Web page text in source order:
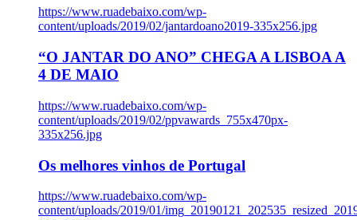
https://www.ruadebaixo.com/wp-
content/uploads/2019/02/jantardoano2019-335x256.jpg
“O JANTAR DO ANO” CHEGA A LISBOA A
4 DE MAIO
https://www.ruadebaixo.com/wp-
content/uploads/2019/02/ppvawards_755x470px-
335x256.jpg
Os melhores vinhos de Portugal
https://www.ruadebaixo.com/wp-
content/uploads/2019/01/